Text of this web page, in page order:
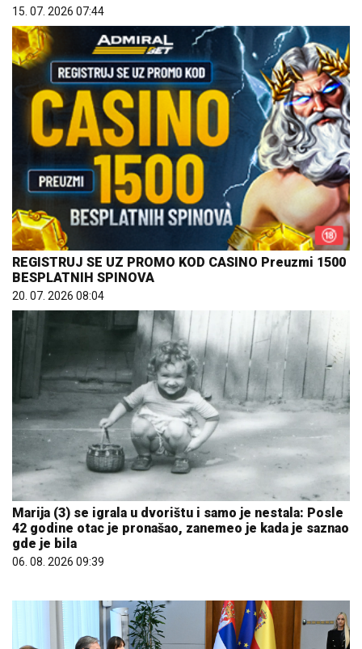
15. 07. 2026 07:44
REGISTRUJ SE UZ PROMO KOD CASINO Preuzmi 1500
BESPLATNIH SPINOVA
20. 07. 2026 08:04
Marija (3) se igrala u dvorištu i samo je nestala: Posle
42 godine otac je pronašao, zanemeo je kada je saznao
gde je bila
06. 08. 2026 09:39